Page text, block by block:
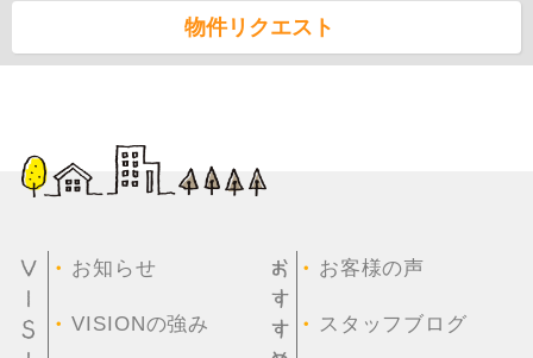
物件リクエスト
・ お知らせ
・VISIONの強み
・ お客様の声
・ スタッフブログ